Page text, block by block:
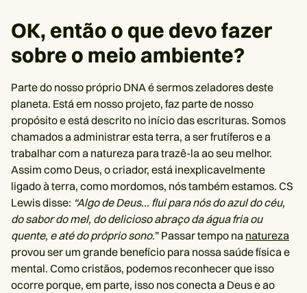
OK, então o que devo fazer
sobre o meio ambiente?
Parte do nosso próprio DNA é sermos zeladores deste
planeta. Está em nosso projeto, faz parte de nosso
propósito e está descrito no início das escrituras. Somos
chamados a administrar esta terra, a ser frutíferos e a
trabalhar com a natureza para trazê-la ao seu melhor.
Assim como Deus, o criador, está inexplicavelmente
ligado à terra, como mordomos, nós também estamos. CS
Lewis disse: “Algo de Deus... flui para nós do azul do céu,
do sabor do mel, do delicioso abraço da água fria ou
quente, e até do próprio sono.” Passar tempo na natureza
provou ser um grande benefício para nossa saúde física e
mental. Como cristãos, podemos reconhecer que isso
ocorre porque, em parte, isso nos conecta a Deus e ao